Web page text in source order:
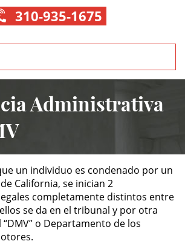
310-935-1675
SENTENCING
Diversion
Practica
Administrativa
un individuo es condenado por un
California, se inician 2
completamente distintos entre
se da en el tribunal y por otra
o Departamento de los